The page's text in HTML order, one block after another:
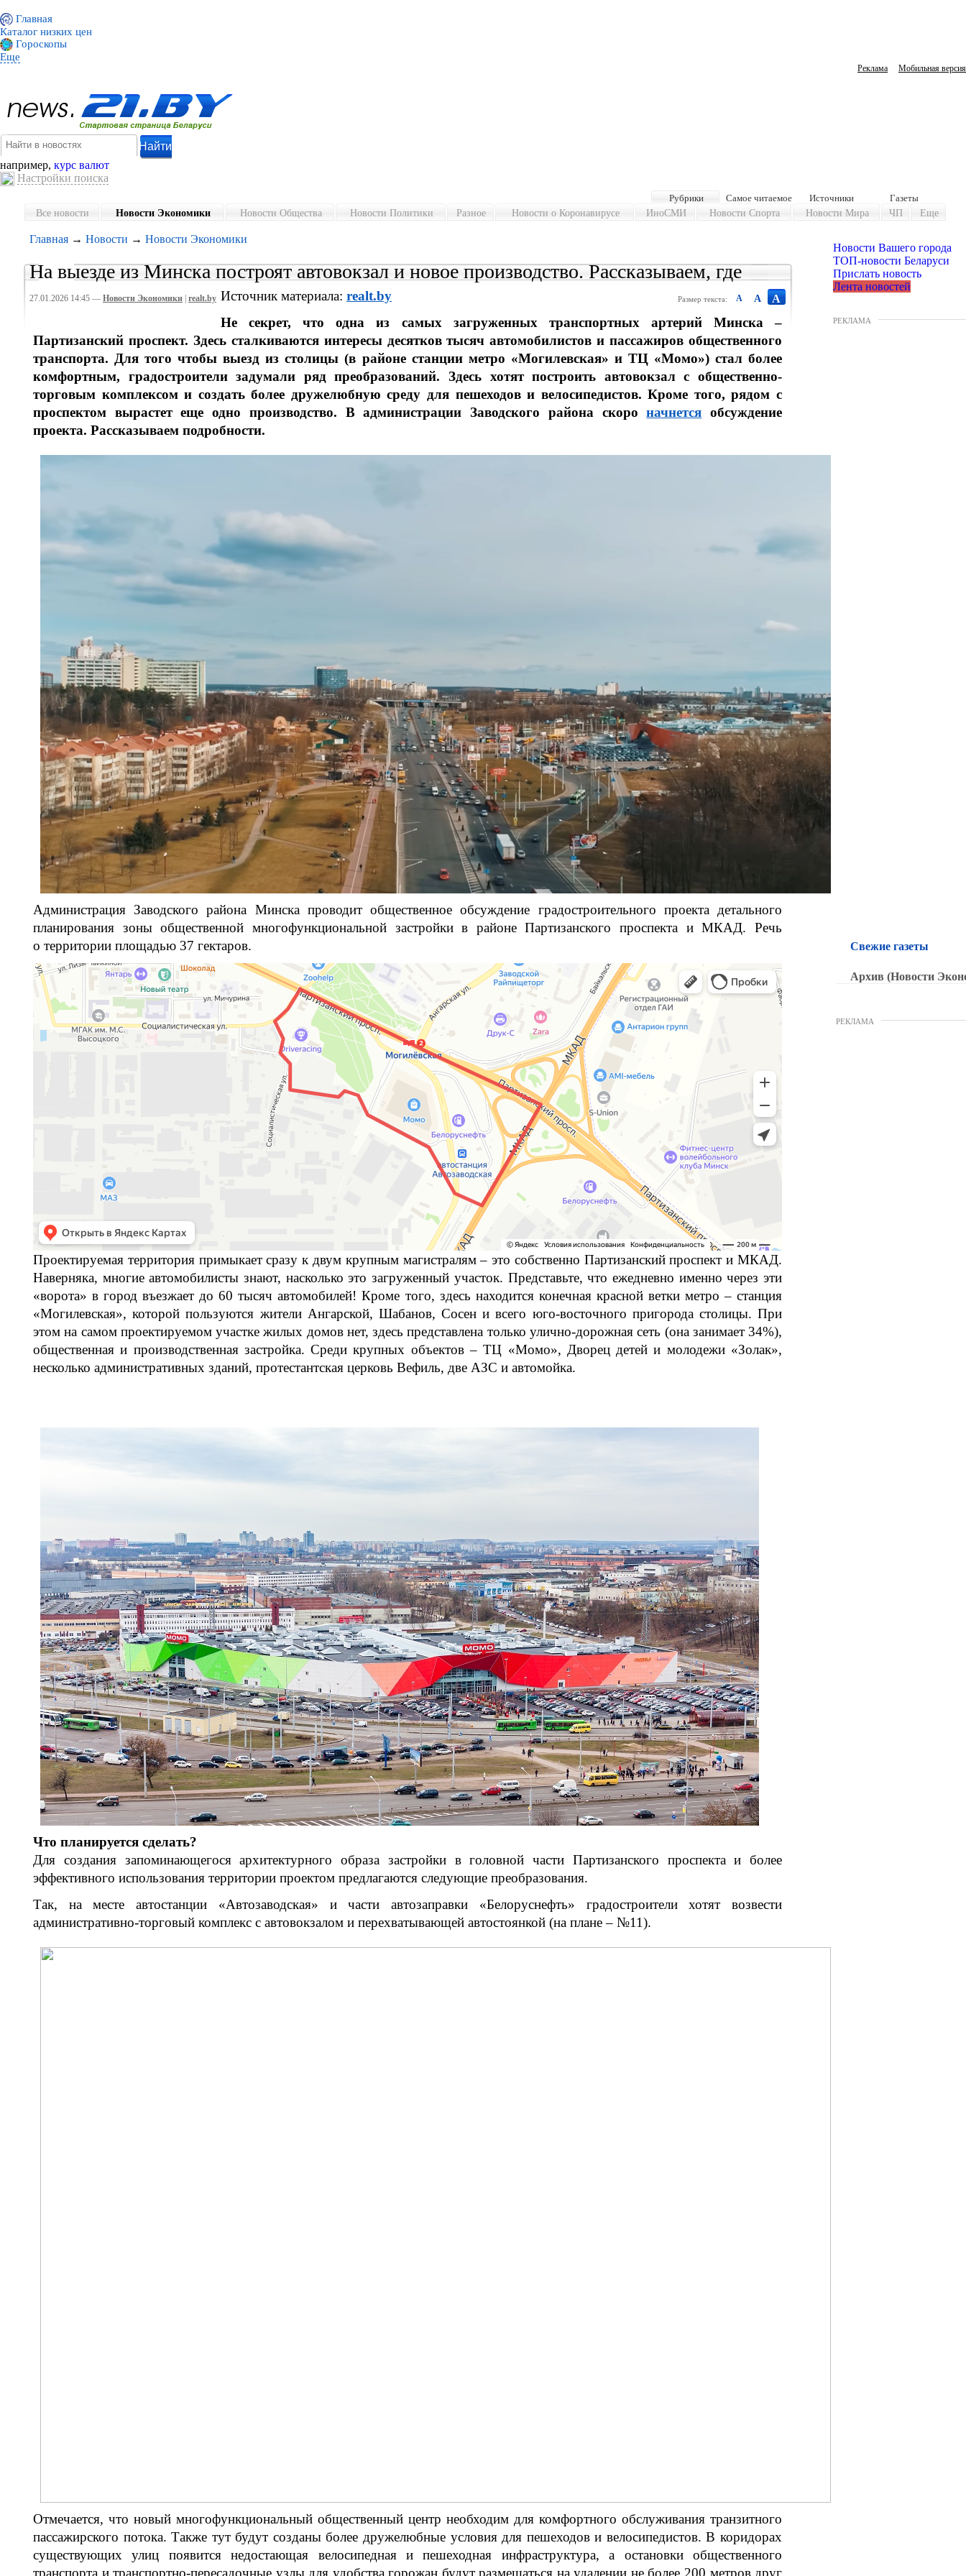
Главная
Каталог низких цен
Гороскопы
Еще
Мобильная версия
Реклама
например, курс валют
Настройки поиска
Газеты
Источники
Самое читаемое
Рубрики
Все новости Новости Экономики Новости Общества Новости Политики Разное Новости о Коронавирусе ИноСМИ Новости Спорта Новости Мира ЧП Еще
Главная → Новости → Новости Экономики
На выезде из Минска построят автовокзал и новое производство. Рассказываем, где
27.01.2026 14:45 — Новости Экономики realt.by Размер текста: A A A
Источник материала: realt.by
Не секрет, что одна из самых загруженных транспортных артерий Минска –
Партизанский проспект. Здесь сталкиваются интересы десятков тысяч автомобилистов и пассажиров общественного
транспорта. Для того чтобы выезд из столицы (в районе станции метро «Могилевская» и ТЦ «Момо») стал более
комфортным, градостроители задумали ряд преобразований. Здесь хотят построить автовокзал с общественно-
торговым комплексом и создать более дружелюбную среду для пешеходов и велосипедистов. Кроме того, рядом с
проспектом вырастет еще одно производство. В администрации Заводского района скороначнется обсуждение
проекта. Рассказываем подробности.
Администрация Заводского района Минска проводит общественное обсуждение градостроительного проекта детального
планирования зоны общественной многофункциональной застройки в районе Партизанского проспекта и МКАД. Речь
о территории площадью 37 гектаров.
Проектируемая территория примыкает сразу к двум крупным магистралям – это собственно Партизанский проспект и МКАД.
Наверняка, многие автомобилисты знают, насколько это загруженный участок. Представьте, что ежедневно именно через эти
«ворота» в город въезжает до 60 тысяч автомобилей! Кроме того, здесь находится конечная красной ветки метро – станция
«Могилевская», которой пользуются жители Ангарской, Шабанов, Сосен и всего юго-восточного пригорода столицы. При
этом на самом проектируемом участке жилых домов нет, здесь представлена только улично-дорожная сеть (она занимает 34%),
общественная и производственная застройка. Среди крупных объектов – ТЦ «Момо», Дворец детей и молодежи «Золак»,
несколько административных зданий, протестантская церковь Вефиль, две АЗС и автомойка.
Что планируется сделать?
Для создания запоминающегося архитектурного образа застройки в головной части Партизанского проспекта и более
эффективного использования территории проектом предлагаются следующие преобразования.
Так, на месте автостанции «Автозаводская» и части автозаправки «Белоруснефть» градостроители хотят возвести
административно-торговый комплекс с автовокзалом и перехватывающей автостоянкой (на плане – №11).
Отмечается, что новый многофункциональный общественный центр необходим для комфортного обслуживания транзитного
пассажирского потока. Также тут будут созданы более дружелюбные условия для пешеходов и велосипедистов. В коридорах
существующих улиц появится недостающая велосипедная и пешеходная инфраструктура, а остановки общественного
транспорта и транспортно-пересадочные узлы для удобства горожан будут размещаться на удалении не более 200 метров друг
Новости Вашего города
ТОП-новости Беларуси
Прислать новость
Лента новостей
РЕКЛАМА
Свежие газеты
Архив (Новости
РЕКЛАМА